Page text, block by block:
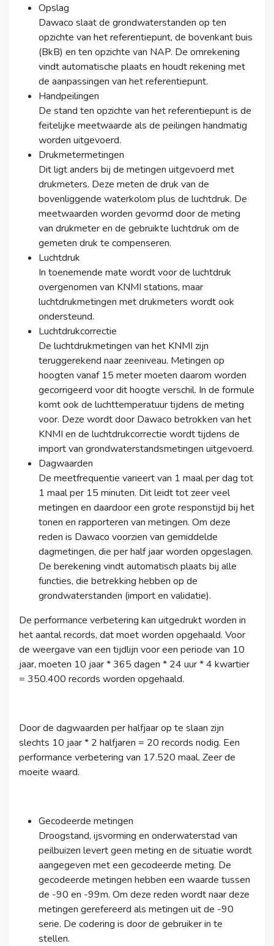
Opslag
Dawaco slaat de grondwaterstanden op ten
opzichte van het referentiepunt, de bovenkant buis
(BkB) en ten opzichte van NAP. De omrekening
vindt automatische plaats en houdt rekening met
de aanpassingen van het referentiepunt.
Handpeilingen
De stand ten opzichte van het referentiepunt is de
feitelijke meetwaarde als de peilingen handmatig
worden uitgevoerd.
Drukmetermetingen
Dit ligt anders bij de metingen uitgevoerd met
drukmeters. Deze meten de druk van de
bovenliggende waterkolom plus de luchtdruk. De
meetwaarden worden gevormd door de meting
van drukmeter en de gebruikte luchtdruk om de
gemeten druk te compenseren.
Luchtdruk
In toenemende mate wordt voor de luchtdruk
overgenomen van KNMI stations, maar
luchtdrukmetingen met drukmeters wordt ook
ondersteund.
Luchtdrukcorrectie
De luchtdrukmetingen van het KNMI zijn
teruggerekend naar zeeniveau. Metingen op
hoogten vanaf 15 meter moeten daarom worden
gecorrigeerd voor dit hoogte verschil. In de formule
komt ook de luchttemperatuur tijdens de meting
voor. Deze wordt door Dawaco betrokken van het
KNMI en de luchtdrukcorrectie wordt tijdens de
import van grondwaterstandsmetingen uitgevoerd.
Dagwaarden
De meetfrequentie varieert van 1 maal per dag tot
1 maal per 15 minuten. Dit leidt tot zeer veel
metingen en daardoor een grote responstijd bij het
tonen en rapporteren van metingen. Om deze
reden is Dawaco voorzien van gemiddelde
dagmetingen, die per half jaar worden opgeslagen.
De berekening vindt automatisch plaats bij alle
functies, die betrekking hebben op de
grondwaterstanden (import en validatie).
De performance verbetering kan uitgedrukt worden in
het aantal records, dat moet worden opgehaald. Voor
de weergave van een tijdlijn voor een periode van 10
jaar, moeten 10 jaar * 365 dagen * 24 uur * 4 kwartier
= 350.400 records worden opgehaald.
Door de dagwaarden per halfjaar op te slaan zijn
slechts 10 jaar * 2 halfjaren = 20 records nodig. Een
performance verbetering van 17.520 maal. Zeer de
moeite waard.
Gecodeerde metingen
Droogstand, ijsvorming en onderwaterstad van
peilbuizen levert geen meting en de situatie wordt
aangegeven met een gecodeerde meting. De
gecodeerde metingen hebben een waarde tussen
de -90 en -99m. Om deze reden wordt naar deze
metingen gerefereerd als metingen uit de -90
serie. De codering is door de gebruiker in te
stellen.